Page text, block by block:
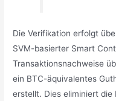
Die Verifikation erfolgt
SVM-basierter Smart
Transaktionsnachweise
ein BTC-äquivalentes
erstellt. Dies eliminiert